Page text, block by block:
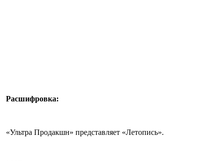
Расшифровка:
«Ультра Продакшн» представляет «Летопись».